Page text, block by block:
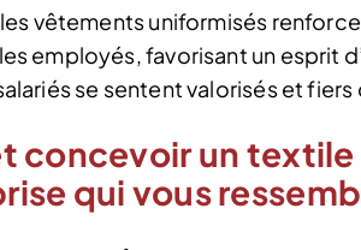
vêtements uniformisés
employés, favorisant un esprit
se sentent valorisés et
concevoir un
qui vous